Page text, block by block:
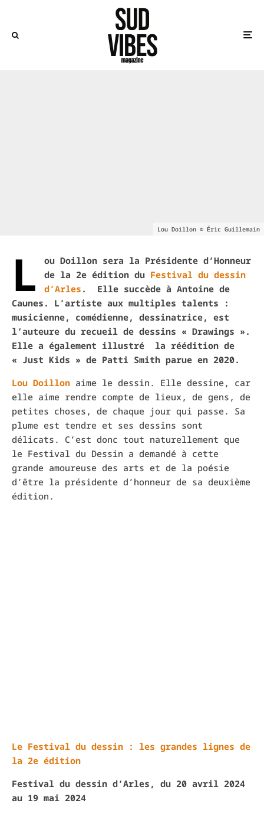
Lou Doillon © Éric Guillemain
L
ou Doillon sera la Présidente d’Honneur
de la 2e édition du Festival du dessin
d’Arles . Elle succède à Antoine de
Caunes. L’artiste aux multiples talents :
musicienne, comédienne, dessinatrice, est
l’auteure du recueil de dessins « Drawings ».
Elle a également illustré la réédition de
« Just Kids » de Patti Smith parue en 2020.
Lou Doillon aime le dessin. Elle dessine, car
elle aime rendre compte de lieux, de gens, de
petites choses, de chaque jour qui passe. Sa
plume est tendre et ses dessins sont
délicats. C’est donc tout naturellement que
le Festival du Dessin a demandé à cette
grande amoureuse des arts et de la poésie
d’être la présidente d’honneur de sa deuxième
édition.
Le Festival du dessin : les grandes lignes de
la 2e édition
Festival du dessin d’Arles, du 20 avril 2024
au 19 mai 2024